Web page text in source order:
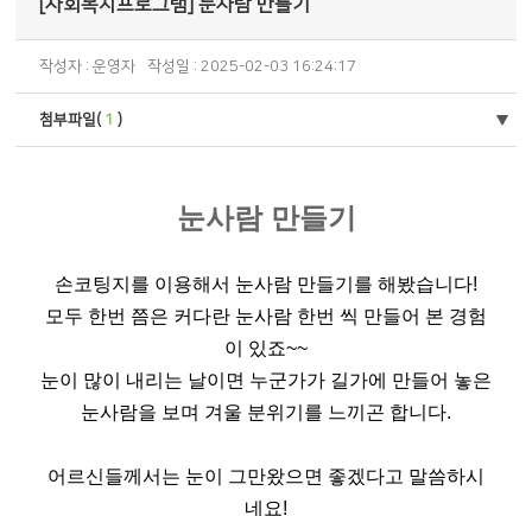
[사회복지프로그램] 눈사람 만들기
작성자 : 운영자 작성일 : 2025-02-03 16:24:17
첨부파일( 1 )
눈사람 만들기
손코팅지를 이용해서 눈사람 만들기를 해봤습니다!
모두 한번 쯤은 커다란 눈사람 한번 씩 만들어 본 경험
이 있죠~~
눈이 많이 내리는 날이면 누군가가 길가에 만들어 놓은
눈사람을 보며 겨울 분위기를 느끼곤 합니다.
어르신들께서는 눈이 그만왔으면 좋겠다고 말씀하시
네요!